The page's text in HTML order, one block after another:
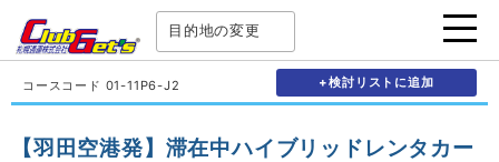
目的地の変更
コースコード 01-11P6-J2 +検討リストに追加
【羽田空港発】滞在中ハイブリッドレンタカー